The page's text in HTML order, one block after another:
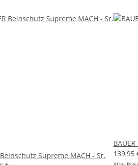
Beinschutz Supreme MACH - Sr.
139,95